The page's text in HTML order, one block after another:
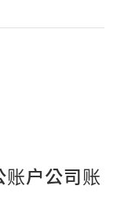
户公司账